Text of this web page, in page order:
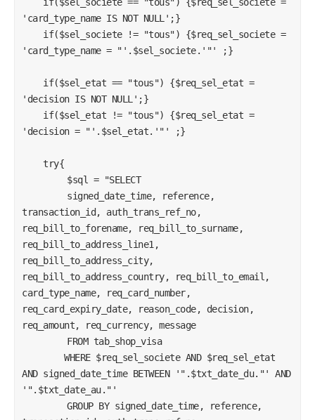
'card_type_name IS NOT NULL';}
'card_type_name = "'.$sel_societe.'"' ;}
'decision IS NOT NULL';}
'decision = "'.$sel_etat.'"' ;}
transaction_id, auth_trans_ref_no,
req_bill_to_forename, req_bill_to_surname,
req_bill_to_address_line1,
req_bill_to_address_city,
req_bill_to_address_country, req_bill_to_email,
card_type_name, req_card_number,
req_card_expiry_date, reason_code, decision,
req_amount, req_currency, message
AND signed_date_time BETWEEN '".$txt_date_du."' AND
'".$txt_date_au."'